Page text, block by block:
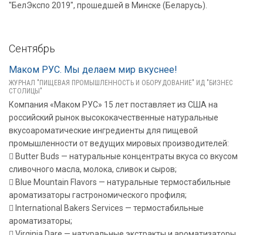
"БелЭкспо 2019", прошедшей в Минске (Беларусь).
Сентябрь
Маком РУС. Мы делаем мир вкуснее!
ЖУРНАЛ "ПИЩЕВАЯ ПРОМЫШЛЕННОСТЬ И ОБОРУДОВАНИЕ" ИД "БИЗНЕС
СТОЛИЦЫ"
Компания «Маком РУС» 15 лет поставляет из США на
российский рынок высококачественные натуральные
вкусоароматические ингредиенты для пищевой
промышленности от ведущих мировых производителей:
 Butter Buds — натуральные концентраты вкуса со вкусом
сливочного масла, молока, сливок и сыров;
 Blue Mountain Flavors — натуральные термостабильные
ароматизаторы гастрономического профиля;
 International Bakers Services — термостабильные
ароматизаторы;